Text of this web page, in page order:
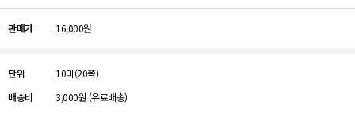
판매가 16,000원
단위
10미(20쪽)
배송비
3,000원 (유료배송)